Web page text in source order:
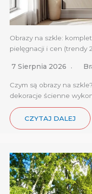
Obrazy na szkle:
pielęgnacji i cen (trendy
7 Sierpnia 2026
Czym są obrazy na
dekoracje ścienne
CZYTAJ DALEJ